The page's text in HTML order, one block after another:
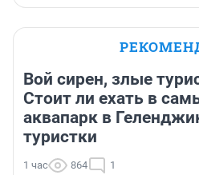
Вой сирен, злые
Стоит ли ехать в
аквапарк в
туристки
1 час 864 1